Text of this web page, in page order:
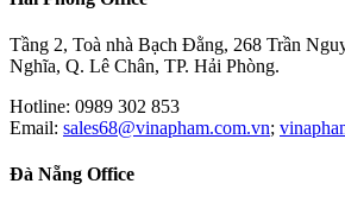
Tầng 2, Toà nhà Bạch Đằng, 268 Trần
Nghĩa, Q. Lê Chân, TP. Hải Phòng.
Hotline: 0989 302 853
Email: sales68@vinapham.com.vn;
Đà Nẵng Office